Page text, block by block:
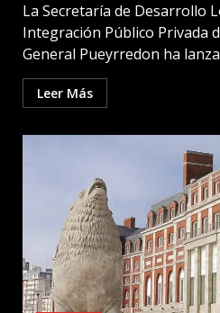
La Secretaría de Desarrollo
Integración Público Privada
General Pueyrredon ha
Leer Más